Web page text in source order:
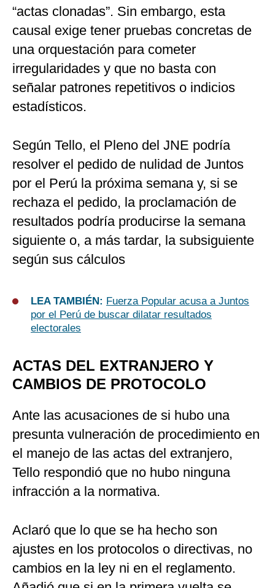
“actas clonadas”. Sin embargo, esta
causal exige tener pruebas concretas de
una orquestación para cometer
irregularidades y que no basta con
señalar patrones repetitivos o indicios
estadísticos.
Según Tello, el Pleno del JNE podría
resolver el pedido de nulidad de Juntos
por el Perú la próxima semana y, si se
rechaza el pedido, la proclamación de
resultados podría producirse la semana
siguiente o, a más tardar, la subsiguiente
según sus cálculos
LEA TAMBIÉN: Fuerza Popular acusa a Juntos
por el Perú de buscar dilatar resultados
electorales
ACTAS DEL EXTRANJERO Y
CAMBIOS DE PROTOCOLO
Ante las acusaciones de si hubo una
presunta vulneración de procedimiento en
el manejo de las actas del extranjero,
Tello respondió que no hubo ninguna
infracción a la normativa.
Aclaró que lo que se ha hecho son
ajustes en los protocolos o directivas, no
cambios en la ley ni en el reglamento.